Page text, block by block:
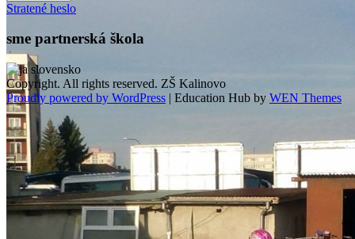
Stratené heslo
sme partnerská škola
Copyright. All rights reserved. ZŠ Kalinovo
Proudly powered by WordPress | Education Hub by WEN Themes